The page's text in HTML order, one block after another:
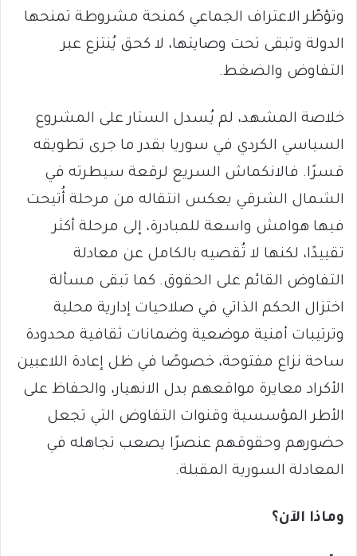
وتؤطّر الاعتراف الجماعي كمنحة مشروطة تمنحها
الدولة وتبقى تحت وصايتها، لا كحق يُنتزع عبر
التفاوض والضغط.
خلاصة المشهد، لم يُسدل الستار على المشروع
السياسي الكردي في سوريا بقدر ما جرى تطويقه
قسرًا. فالانكماش السريع لرقعة سيطرته في
الشمال الشرقي يعكس انتقاله من مرحلة أُتيحت
فيها هوامش واسعة للمبادرة، إلى مرحلة أكثر
تقييدًا، لكنها لا تُقصيه بالكامل عن معادلة
التفاوض القائم على الحقوق. كما تبقى مسألة
اختزال الحكم الذاتي في صلاحيات إدارية محلية
وترتيبات أمنية موضعية وضمانات ثقافية محدودة
ساحة نزاع مفتوحة، خصوصًا في ظل إعادة اللاعبين
الأكراد معايرة مواقعهم بدل الانهيار، والحفاظ على
الأطر المؤسسية وقنوات التفاوض التي تجعل
حضورهم وحقوقهم عنصرًا يصعب تجاهله في
المعادلة السورية المقبلة.
وماذا الآن؟